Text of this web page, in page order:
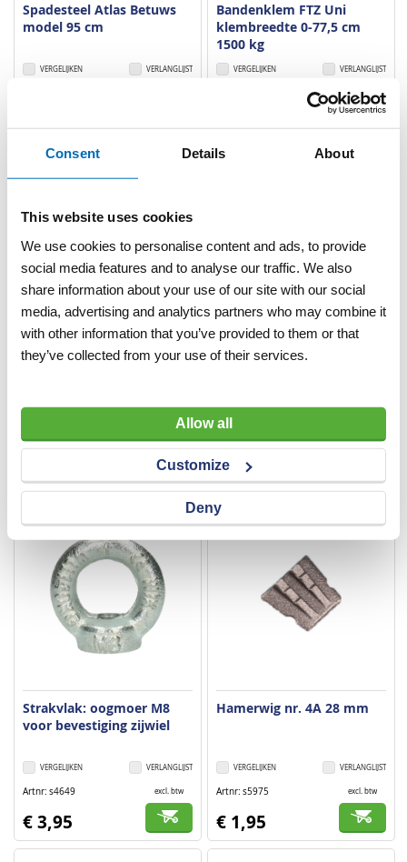
Consent Details About
This website uses cookies
We use cookies to personalise content and ads, to provide
social media features and to analyse our traffic. We also
share information about your use of our site with our social
media, advertising and analytics partners who may combine it
with other information that you’ve provided to them or that
they’ve collected from your use of their services.
Allow all
Customize
Deny
Spadesteel Atlas Betuws
model 95 cm
VERLANGLIJST
VERGELIJKEN
€ 11,50
Bandenklem FTZ Uni
klembreedte 0-77,5 cm
1500 kg
VERLANGLIJST
VERGELIJKEN
excl. btw
€ 1.795,00
Strakvlak: set zijwielen
VERLANGLIJST
Artnr s4648 excl. btw
Strakvlak: zijplaat incl.
Artnr s4647 excl. btw
€ 53,50
Strakvlak: oogmoer M8
voor bevestiging zijwiel
VERLANGLIJST
VERGELIJKEN
Artnr s4649 excl. btw
€ 3,95
Hamerwig nr. 4A 28 mm
VERLANGLIJST
VERGELIJKEN
Artnr s5975 excl. btw
€ 1,95